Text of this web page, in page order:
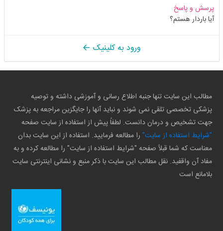
پرسش و پاسخ
آیا باردار هستم؟
ورود به کلینیک
مطالب این سایت تنها جنبه اطلاع رسانی و آموزشی داشته و توصیه
پزشکی تخصصی تلقی نمی شوند و نباید آنها را جایگزین مراجعه به پزشک
جهت تشخیص و درمان دانست. لطفاً پیش از استفاده از سایت صفحه
"شرایط استفاده از سایت" را مطالعه فرمایید. استفاده از این سایت بدان
معناست که شما قبلاً صفحه "شرایط استفاده از سایت" را مطالعه کرده و به
مفاد آن واقفید. نقل مطالب این سایت با ذکر منبع و نشانی اینترنتی سایت
بلامانع است